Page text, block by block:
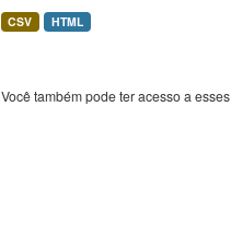
CSV HTML
Você também pode ter acesso a